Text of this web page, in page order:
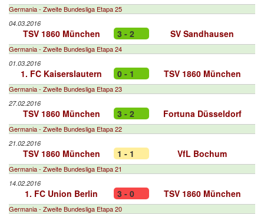
Germania - Zweite Bundesliga Etapa 25
04.03.2016
TSV 1860 München 3 - 2 SV Sandhausen
Germania - Zweite Bundesliga Etapa 24
01.03.2016
1. FC Kaiserslautern 0 - 1 TSV 1860 München
Germania - Zweite Bundesliga Etapa 23
27.02.2016
TSV 1860 München 3 - 2 Fortuna Düsseldorf
Germania - Zweite Bundesliga Etapa 22
21.02.2016
TSV 1860 München 1 - 1 VfL Bochum
Germania - Zweite Bundesliga Etapa 21
14.02.2016
1. FC Union Berlin 3 - 0 TSV 1860 München
Germania - Zweite Bundesliga Etapa 20